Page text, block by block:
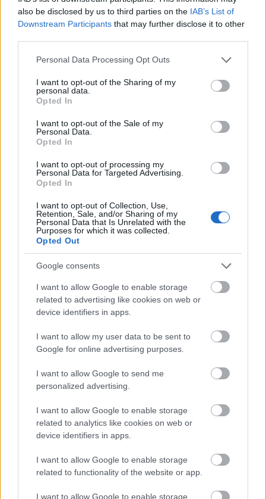
also be disclosed by us to third parties on the IAB’s List of
Downstream Participants that may further disclose it to other
Please note that this website/app uses one or more Google
not limited to your visit or usage behaviour. You may click to
grant or deny consent to Google and its third-party tags to
use your data for below specified purposes in below Google
consent section.
Personal Data Processing Opt Outs
I want to opt-out of the Sharing of my
personal data.
Opted In
I want to opt-out of the Sale of my
Personal Data.
Opted In
I want to opt-out of processing my
Personal Data for Targeted Advertising.
Opted In
I want to opt-out of Collection, Use,
Retention, Sale, and/or Sharing of my
Personal Data that Is Unrelated with the
Purposes for which it was collected.
Opted Out
Google consents
I want to allow Google to enable storage
related to advertising like cookies on web or
device identifiers in apps.
I want to allow my user data to be sent to
Google for online advertising purposes.
I want to allow Google to send me
personalized advertising.
I want to allow Google to enable storage
related to analytics like cookies on web or
device identifiers in apps.
I want to allow Google to enable storage
related to functionality of the website or app.
I want to allow Google to enable storage
Az EU-ban éves összehasonlításban 1,3
százalékkal nőtt a szolgáltatások
teljesítménye, míg a friss havi adat 0,3
azon kevés ország között szerepel, ahol
jelentős, 7,6 százalékos volt a szolgáltatások
teljesítményének éves és 3,7 százalékos a
havi szintű bővülése.
2026 februárjában januárhoz viszonyítva az
EU-ban általában és az eurózónában is 0,3
százalékkal csökkent a szolgáltatások
teljesítménye az Eurostat friss adatai szerint.
Éves összehasonlításban átlagosan 1,3, illetve
1,4 százalékos javulás volt látható. Havi
a szolgáltatások teljesítménye. A
jelenlegi, havi alapú uniós megtorpanást
növekedése, az infláció, és ezen belül
különösen a szolgáltatások árának
különösen magas növekedése okozhatta.
Viszont Magyarország azon kevés ország